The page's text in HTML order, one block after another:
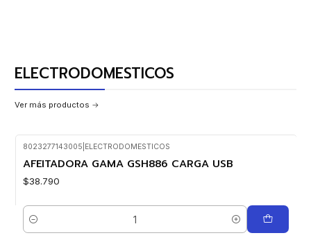
ELECTRODOMESTICOS
Ver más productos
8023277143005 ELECTRODOMESTICOS
AFEITADORA GAMA GSH886 CARGA USB
$38.790
Cantidad